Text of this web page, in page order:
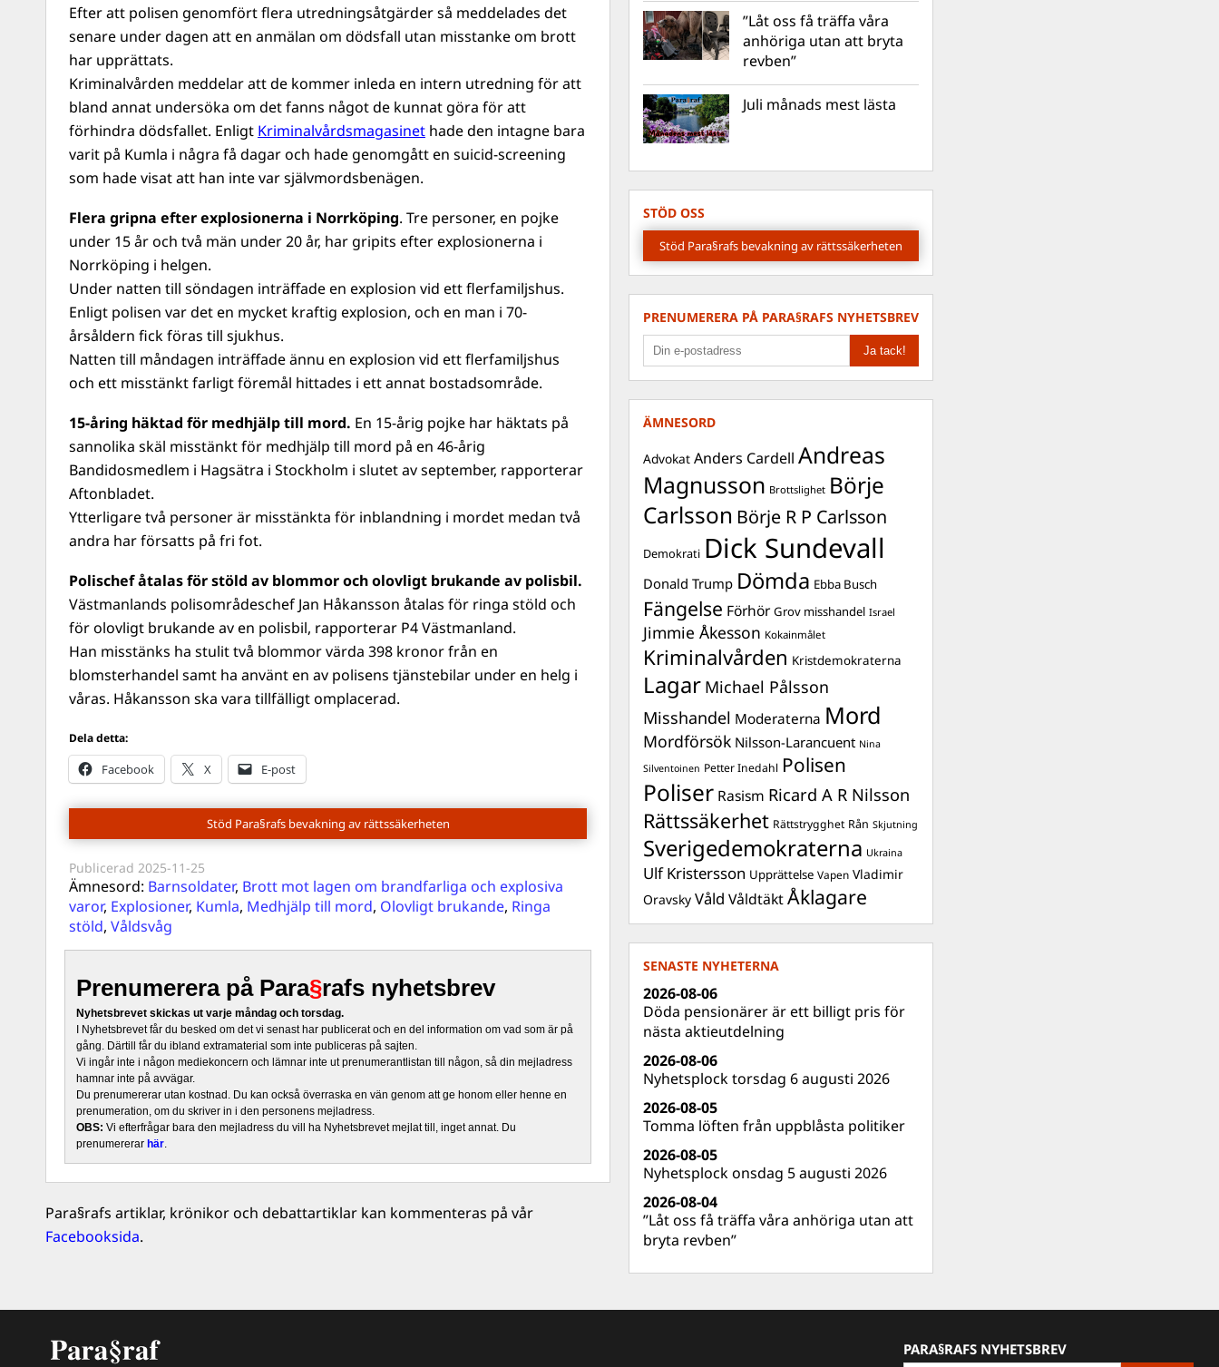
Efter att polisen genomfört flera utredningsåtgärder så meddelades det
senare under dagen att en anmälan om dödsfall utan misstanke om brott
har upprättats.
Kriminalvården meddelar att de kommer inleda en intern utredning för att
bland annat undersöka om det fanns något de kunnat göra för att
förhindra dödsfallet. Enligt Kriminalvårdsmagasinet hade den intagne bara
varit på Kumla i några få dagar och hade genomgått en suicid-screening
som hade visat att han inte var självmordsbenägen.
Flera gripna efter explosionerna i Norrköping. Tre personer, en pojke
under 15 år och två män under 20 år, har gripits efter explosionerna i
Norrköping i helgen.
Under natten till söndagen inträffade en explosion vid ett flerfamiljshus.
Enligt polisen var det en mycket kraftig explosion, och en man i 70-
årsåldern fick föras till sjukhus.
Natten till måndagen inträffade ännu en explosion vid ett flerfamiljshus
och ett misstänkt farligt föremål hittades i ett annat bostadsområde.
15-åring häktad för medhjälp till mord. En 15-årig pojke har häktats på
sannolika skäl misstänkt för medhjälp till mord på en 46-årig
Bandidosmedlem i Hagsätra i Stockholm i slutet av september, rapporterar
Aftonbladet.
Ytterligare två personer är misstänkta för inblandning i mordet medan två
andra har försatts på fri fot.
Polischef åtalas för stöld av blommor och olovligt brukande av polisbil.
Västmanlands polisområdeschef Jan Håkansson åtalas för ringa stöld och
för olovligt brukande av en polisbil, rapporterar P4 Västmanland.
Han misstänks ha stulit två blommor värda 398 kronor från en
blomsterhandel samt ha använt en av polisens tjänstebilar under en helg i
våras. Håkansson ska vara tillfälligt omplacerad.
Dela detta:
Facebook X E-post
Stöd Para§rafs bevakning av rättssäkerheten
Publicerad 2025-11-25
Ämnesord: Barnsoldater, Brott mot lagen om brandfarliga och explosiva
varor, Explosioner, Kumla, Medhjälp till mord, Olovligt brukande, Ringa
stöld, Våldsvåg
Prenumerera på Para§rafs nyhetsbrev
Nyhetsbrevet skickas ut varje måndag och torsdag.
I Nyhetsbrevet får du besked om det vi senast har publicerat och en del information om vad som är på
gång. Därtill får du ibland extramaterial som inte publiceras på sajten.
Vi ingår inte i någon mediekoncern och lämnar inte ut prenumerantlistan till någon, så din mejladress
hamnar inte på avvägar.
Du prenumererar utan kostnad. Du kan också överraska en vän genom att ge honom eller henne en
prenumeration, om du skriver in i den personens mejladress.
OBS: Vi efterfrågar bara den mejladress du vill ha Nyhetsbrevet mejlat till, inget annat. Du
prenumererar här.
Para§rafs artiklar, krönikor och debattartiklar kan kommenteras på vår
Facebooksida.
”Låt oss få träffa våra
anhöriga utan att bryta
revben”
Juli månads mest lästa
STÖD OSS
Stöd Para§rafs bevakning av rättssäkerheten
PRENUMERERA PÅ PARA§RAFS NYHETSBREV
ÄMNESORD
Advokat Anders Cardell Andreas
Magnusson Brottslighet Börje
Carlsson Börje R P Carlsson
Demokrati Dick Sundevall
Donald Trump Dömda Ebba Busch
Fängelse Förhör Grov misshandel Israel
Jimmie Åkesson Kokainmålet
Kriminalvården Kristdemokraterna
Lagar Michael Pålsson
Misshandel Moderaterna Mord
Mordförsök Nilsson-Larancuent Nina
Silventoinen Petter Inedahl Polisen
Poliser Rasism Ricard A R Nilsson
Rättssäkerhet Rättstrygghet Rån Skjutning
Sverigedemokraterna Ukraina
Ulf Kristersson Upprättelse Vapen Vladimir
Oravsky Våld VåldtäktÅklagare
SENASTE NYHETERNA
Döda pensionärer är ett billigt pris för
nästa aktieutdelning
2026-08-06
Nyhetsplock torsdag 6 augusti 2026
2026-08-06
Tomma löften från uppblåsta politiker
2026-08-05
Nyhetsplock onsdag 5 augusti 2026
2026-08-05
”Låt oss få träffa våra anhöriga utan att
bryta revben”
2026-08-04
PARA§RAFS NYHETSBREV